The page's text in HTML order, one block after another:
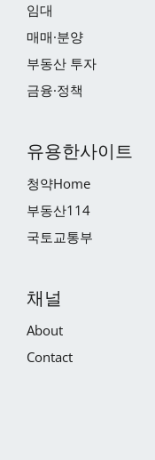
임대
매매·분양
부동산 투자
금융·정책
유용한사이트
청약Home
부동산114
국토교통부
채널
About
Contact